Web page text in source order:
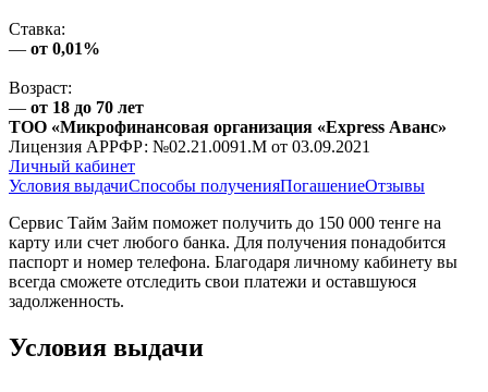
Ставка:
— от 0,01%
Возраст:
— от 18 до 70 лет
ТОО «Микрофинансовая организация «Express Аванс»
Лицензия АРРФР: №02.21.0091.M от 03.09.2021
Личный кабинет
Условия выдачиСпособы полученияПогашениеОтзывы
Сервис Тайм Займ поможет получить до 150 000 тенге на
карту или счет любого банка. Для получения понадобится
паспорт и номер телефона. Благодаря личному кабинету вы
всегда сможете отследить свои платежи и оставшуюся
задолженность.
Условия выдачи